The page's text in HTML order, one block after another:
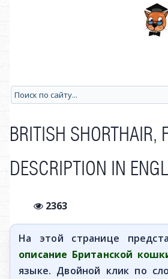
BRITISH SHORTHAIR,
DESCRIPTION IN
2363
На этой странице
описание Британской
языке. Двойной клик по